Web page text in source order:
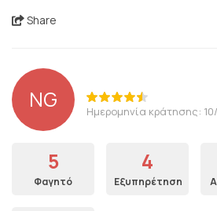
Share
NG Ημερομηνία κράτησης:
5
Φαγητό
4
Εξυπηρέτηση